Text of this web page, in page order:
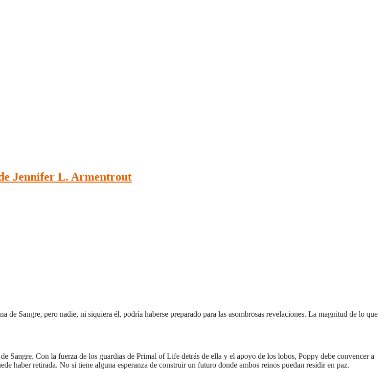
Jennifer L. Armentrout
de Sangre, pero nadie, ni siquiera él, podría haberse preparado para las asombrosas revelaciones. La magnitud de lo que
Sangre. Con la fuerza de los guardias de Primal of Life detrás de ella y el apoyo de los lobos, Poppy debe convencer a
haber retirada. No si tiene alguna esperanza de construir un futuro donde ambos reinos puedan residir en paz.